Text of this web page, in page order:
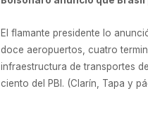
El flamante presidente lo
doce aeropuertos, cuatro
infraestructura de transportes
ciento del PBI. (Clarín, Tapa y